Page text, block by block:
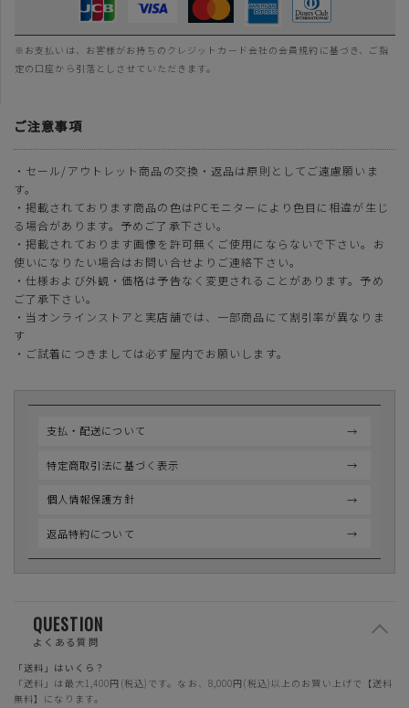
※お支払いは、お客様がお持ちのクレジットカード会社の会員規約に基づき、ご指
定の口座から引落としさせていただきます。
ご注意事項
・セール/アウトレット商品の交換・返品は原則としてご遠慮願いま
す。
・掲載されております商品の色はPCモニターにより色目に相違が生じ
る場合があります。予めご了承下さい。
・掲載されております画像を許可無くご使用にならないで下さい。お
使いになりたい場合はお問い合せよりご連絡下さい。
・仕様および外観・価格は予告なく変更されることがあります。予め
ご了承下さい。
・当オンラインストアと実店舗では、一部商品にて割引率が異なりま
す
・ご試着につきましては必ず屋内でお願いします。
支払・配送について
特定商取引法に基づく表示
個人情報保護方針
返品特約について
QUESTION
よくある質問
「送料」はいくら？
「送料」は最大1,400円(税込)です。なお、8,000円(税込)以上のお買い上げで【送料
無料】になります。